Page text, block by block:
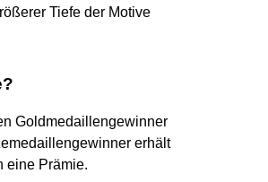
Tiefe der Motive
Goldmedaillengewinner
erhält
eine Prämie.